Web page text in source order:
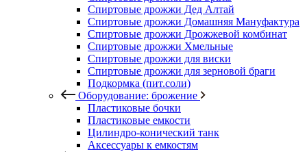
Спиртовые дрожжи Дед Алтай
Спиртовые дрожжи Домашняя Мануфактура
Спиртовые дрожжи Дрожжевой комбинат
Спиртовые дрожжи Хмельные
Спиртовые дрожжи для виски
Спиртовые дрожжи для зерновой браги
Подкормка (пит.соли)
Оборудование: брожение
Пластиковые бочки
Пластиковые емкости
Цилиндро-конический танк
Аксессуары к емкостям